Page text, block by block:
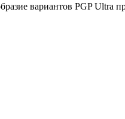
вариантов PGP Ultra